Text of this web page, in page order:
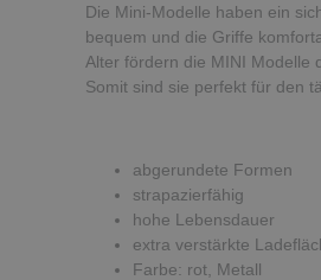
Die Mini-Modelle haben ein
bequem und die Griffe
Alter fördern die MINI Modelle
Somit sind sie perfekt für den
abgerundete Formen
strapazierfähig
hohe Lebensdauer
extra verstärkte
Farbe: rot, Metall